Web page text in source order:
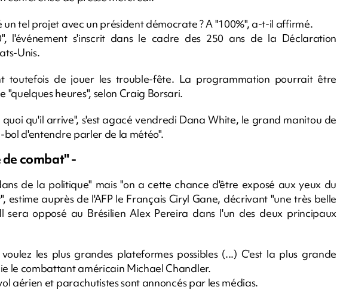
un tel projet avec un président démocrate ? A "100%", a-t-il affirmé.
l'événement s'inscrit dans le cadre des 250 ans de la Déclaration
Unis.
toutefois de jouer les trouble-fête. La programmation pourrait être
heures", selon Craig Borsari.
qu'il arrive", s'est agacé vendredi Dana White, le grand manitou de
bol d'entendre parler de la météo".
combat" -
de la politique" mais "on a cette chance d'être exposé aux yeux du
estime auprès de l'AFP le Français Ciryl Gane, décrivant "une très belle
sera opposé au Brésilien Alex Pereira dans l'un des deux principaux
les plus grandes plateformes possibles (...) C'est la plus grande
le combattant américain Michael Chandler.
aérien et parachutistes sont annoncés par les médias.